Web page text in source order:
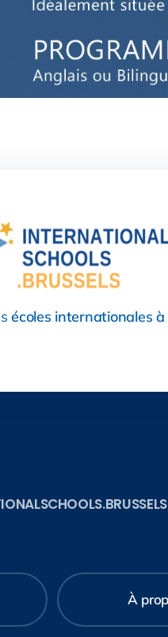
écoles internationales
À